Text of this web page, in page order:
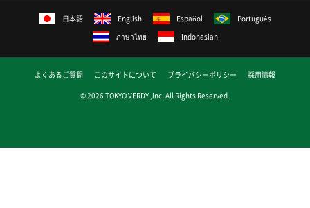
日本語 English Español
Português
ภาษาไทย
Indonesian
よくあるご質問 このサイトについて プライバシーポリシー
採用情報
© 2026 TOKYO VERDY ,inc. All Rights Reserved.